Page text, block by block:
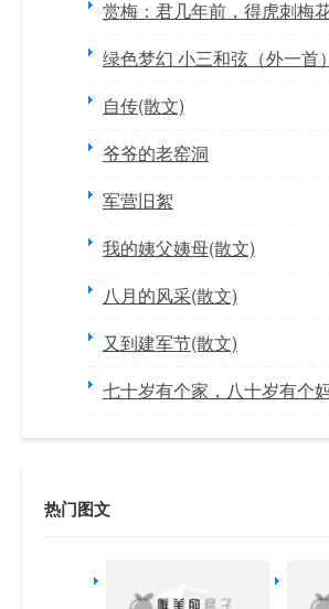
赏梅：君几年前，得虎刺梅
绿色梦幻 小三和弦（外一首）
自传(散文)
爷爷的老窑洞
军营旧絮
我的姨父姨母(散文)
八月的风采(散文)
又到建军节(散文)
七十岁有个家，八十岁有个
热门图文